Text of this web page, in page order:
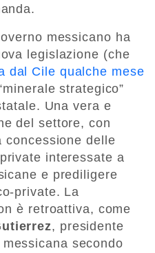
messicano ha
legislazione (che
dal Cile qualche mese
strategico”
Una vera e
del settore, con
concessione delle
interessate a
e prediligere
private. La
è retroattiva, come
, presidente
secondo